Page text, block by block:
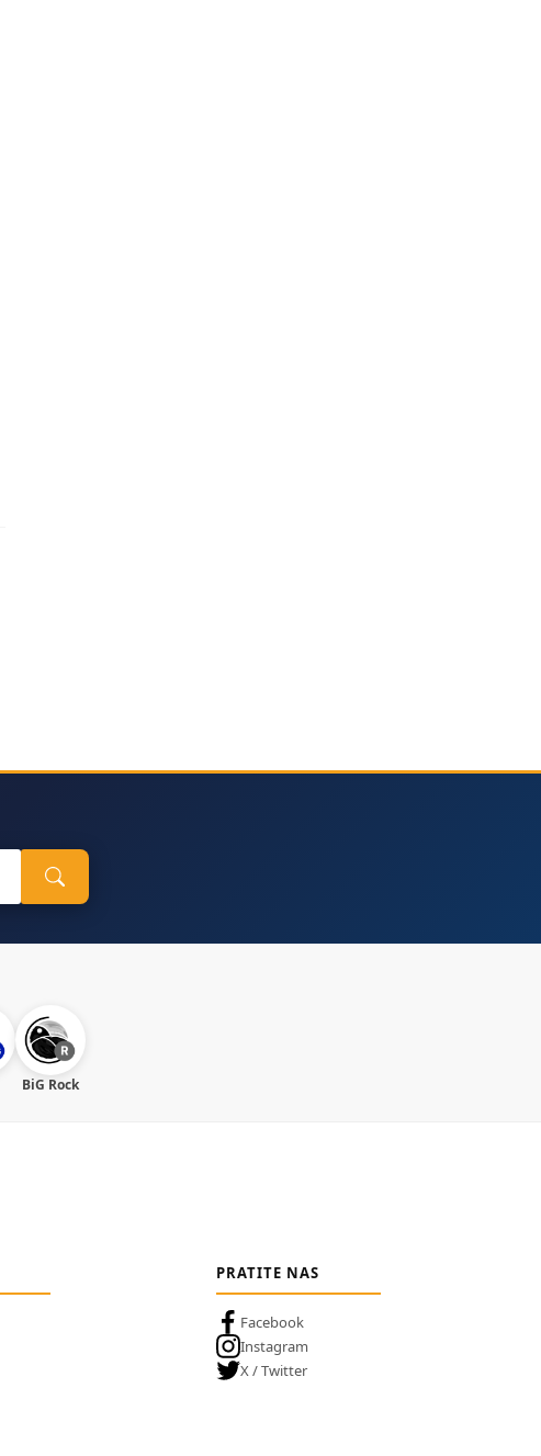
BiG Rock
PRATITE NAS
Facebook
Instagram
X / Twitter